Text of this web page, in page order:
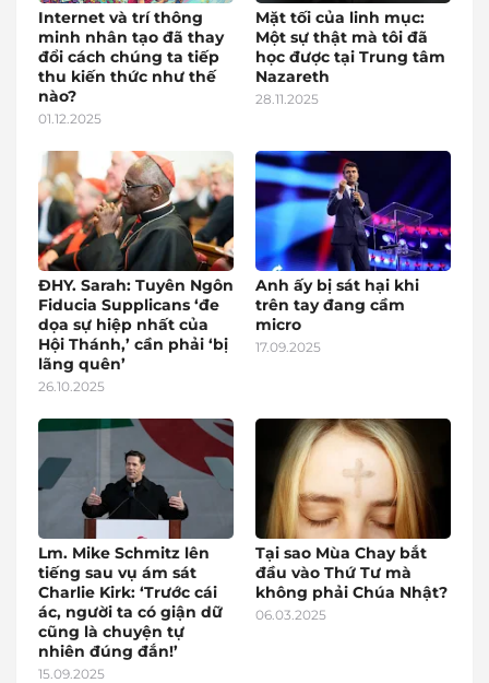
Internet và trí thông
minh nhân tạo đã thay
đổi cách chúng ta tiếp
thu kiến thức như thế
nào?
01.12.2025
Mặt tối của linh mục:
Một sự thật mà tôi đã
học được tại Trung tâm
Nazareth
28.11.2025
ĐHY. Sarah: Tuyên Ngôn
Fiducia Supplicans ‘đe
dọa sự hiệp nhất của
Hội Thánh,’ cần phải ‘bị
lãng quên’
26.10.2025
Anh ấy bị sát hại khi
trên tay đang cầm
micro
17.09.2025
Lm. Mike Schmitz lên
tiếng sau vụ ám sát
Charlie Kirk: ‘Trước cái
ác, người ta có giận dữ
cũng là chuyện tự
nhiên đúng đắn!’
15.09.2025
Tại sao Mùa Chay bắt
đầu vào Thứ Tư mà
không phải Chúa Nhật?
06.03.2025